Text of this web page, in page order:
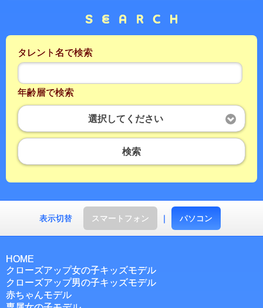
タレント名で検索
年齢層で検索
選択してください
検索
表示切替 スマートフォン ｜ パソコン
HOME
クローズアップ女の子キッズモデル
クローズアップ男の子キッズモデル
赤ちゃんモデル